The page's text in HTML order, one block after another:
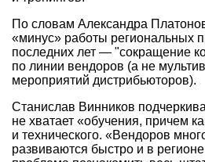
По словам Александра
«минус» работы региональных
последних лет — "сокращение
по линии вендоров (а не
мероприятий дистрибьюторов).
Станислав Винников
не хватает «обучения, причем
и технического. «Вендоров
развиваются быстро и в